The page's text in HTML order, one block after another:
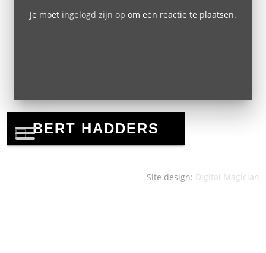
Je moet ingelogd zijn op om een reactie te plaatsen.
Site design: Digital Magician